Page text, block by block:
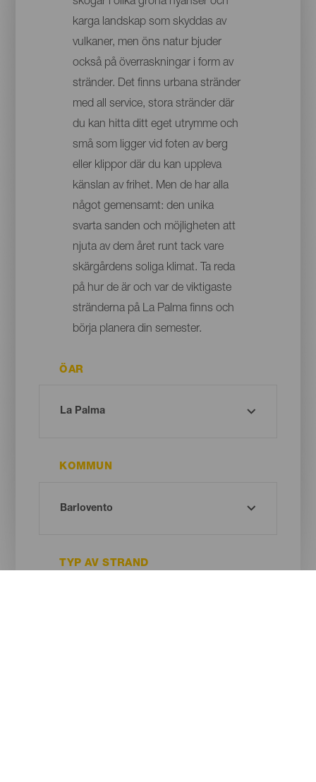
karga landskap som skyddas av
vulkaner, men öns natur bjuder
också på överraskningar i form av
stränder. Det finns urbana stränder
med all service, stora stränder där
du kan hitta ditt eget utrymme och
små som ligger vid foten av berg
eller klippor där du kan uppleva
känslan av frihet. Men de har alla
något gemensamt: den unika
svarta sanden och möjligheten att
njuta av dem året runt tack vare
skärgårdens soliga klimat. Ta reda
på hur de är och var de viktigaste
stränderna på La Palma finns och
börja planera din semester.
ÖAR
KOMMUN
TYP AV STRAND